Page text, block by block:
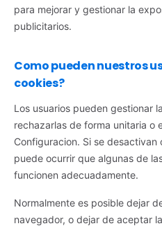
para mejorar y gestionar la
publicitarios.
Como pueden nuestros
cookies?
Los usuarios pueden gestionar
rechazarlas de forma unitaria o
Configuracion. Si se desactivan
puede ocurrir que algunas de
funcionen adecuadamente.
Normalmente es posible dejar
navegador, o dejar de aceptar